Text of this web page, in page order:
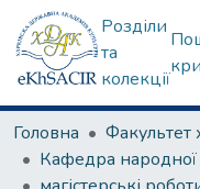
Розділи
та
колекції
Головна